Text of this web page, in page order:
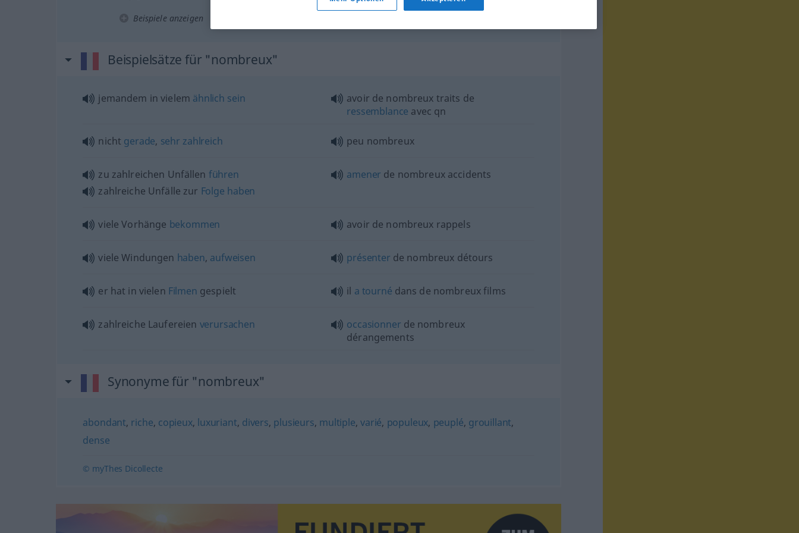
Beispiele anzeigen
Beispielsätze für "nombreux"
jemandem in vielem ähnlich sein
avoir de nombreux traits de
ressemblance avec qn
nicht gerade, sehr zahlreich peu nombreux
zu zahlreichen Unfällen führen
zahlreiche Unfälle zur Folge haben
amener de nombreux accidents
viele Vorhänge bekommen avoir de nombreux rappels
viele Windungen haben, aufweisen présenter de nombreux détours
er hat in vielen Filmen gespielt il a tourné dans de nombreux films
zahlreiche Laufereien verursachen occasionner de nombreux
dérangements
Synonyme für "nombreux"
abondant, riche, copieux, luxuriant, divers, plusieurs, multiple,varié, populeux, peuplé, grouillant,
dense
© myThes Dicollecte